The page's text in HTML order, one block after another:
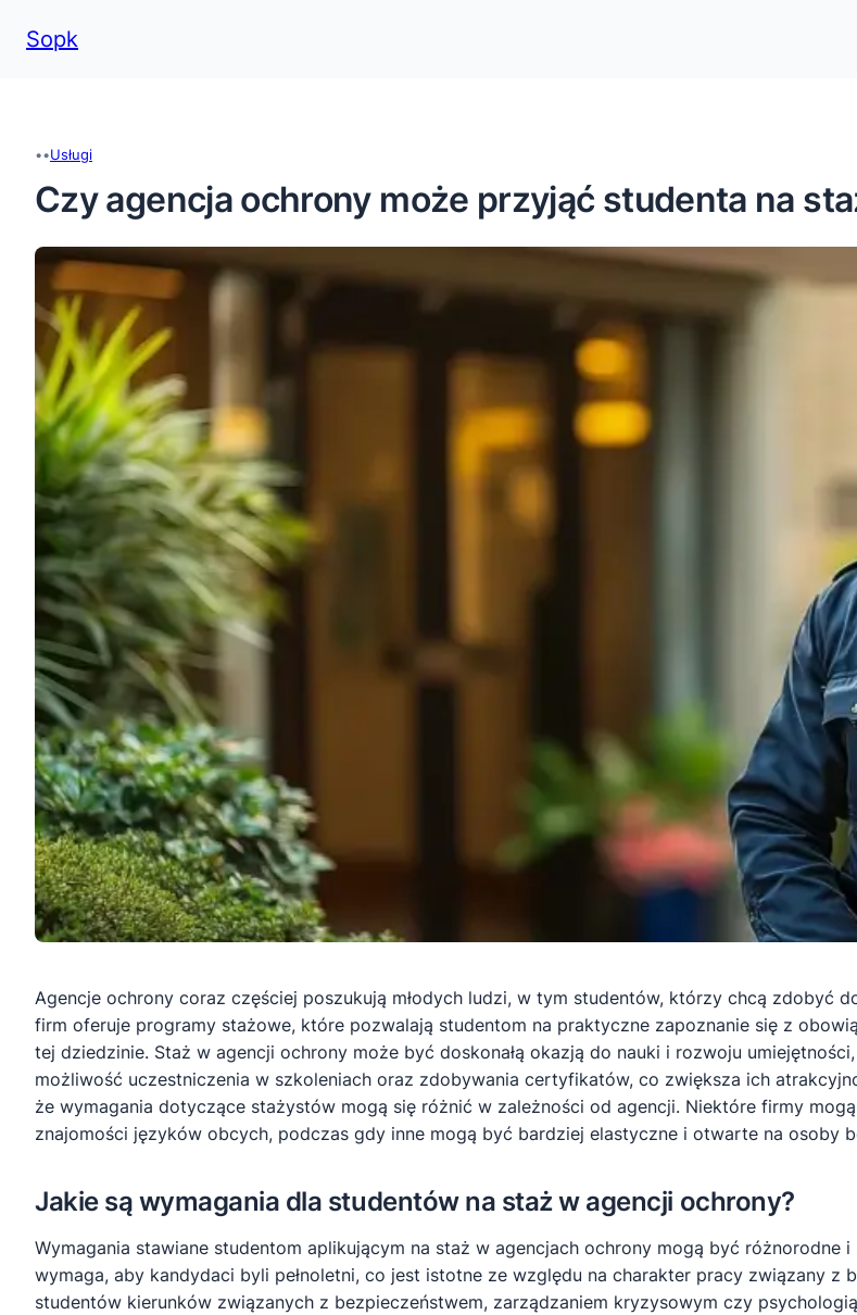
treści
Sopk
••Usługi
Czy agencja ochrony może przyjąć studenta na
Agencje ochrony coraz częściej poszukują młodych ludzi, w tym studentów, którzy chcą zdobyć
firm oferuje programy stażowe, które pozwalają studentom na praktyczne zapoznanie się z
tej dziedzinie. Staż w agencji ochrony może być doskonałą okazją do nauki i rozwoju
możliwość uczestniczenia w szkoleniach oraz zdobywania certyfikatów, co zwiększa ich
że wymagania dotyczące stażystów mogą się różnić w zależności od agencji. Niektóre firmy
znajomości języków obcych, podczas gdy inne mogą być bardziej elastyczne i otwarte na osoby
Jakie są wymagania dla studentów na staż w agencji ochrony?
Wymagania stawiane studentom aplikującym na staż w agencjach ochrony mogą być
wymaga, aby kandydaci byli pełnoletni, co jest istotne ze względu na charakter pracy związany
studentów kierunków związanych z bezpieczeństwem, zarządzaniem kryzysowym czy